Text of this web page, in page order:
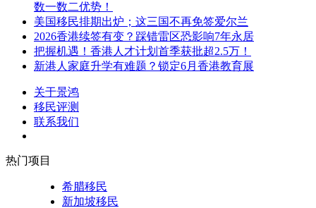
数一数二优势！
美国移民排期出炉；这三国不再免签爱尔兰
2026香港续签有变？踩错雷区恐影响7年永居
把握机遇！香港人才计划首季获批超2.5万！
新港人家庭升学有难题？锁定6月香港教育展
关于景鸿
移民评测
联系我们
热门项目
希腊移民
新加坡移民